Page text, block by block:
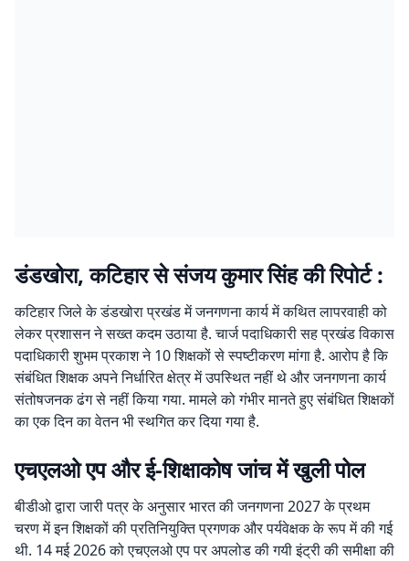
डंडखोरा, कटिहार से संजय कुमार सिंह की रिपोर्ट :
कटिहार जिले के डंडखोरा प्रखंड में जनगणना कार्य में कथित लापरवाही को
लेकर प्रशासन ने सख्त कदम उठाया है. चार्ज पदाधिकारी सह प्रखंड विकास
पदाधिकारी शुभम प्रकाश ने 10 शिक्षकों से स्पष्टीकरण मांगा है. आरोप है कि
संबंधित शिक्षक अपने निर्धारित क्षेत्र में उपस्थित नहीं थे और जनगणना कार्य
संतोषजनक ढंग से नहीं किया गया. मामले को गंभीर मानते हुए संबंधित शिक्षकों
का एक दिन का वेतन भी स्थगित कर दिया गया है.
एचएलओ एप और ई-शिक्षाकोष जांच में खुली पोल
बीडीओ द्वारा जारी पत्र के अनुसार भारत की जनगणना 2027 के प्रथम
चरण में इन शिक्षकों की प्रतिनियुक्ति प्रगणक और पर्यवेक्षक के रूप में की गई
थी. 14 मई 2026 को एचएलओ एप पर अपलोड की गयी इंट्री की समीक्षा की